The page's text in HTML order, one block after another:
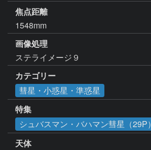
焦点距離
1548mm
画像処理
ステライメージ９
カテゴリー
彗星・小惑星・準惑星
特集
シュバスマン・バハマン彗星（29P）
天体